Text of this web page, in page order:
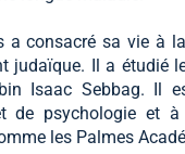
a consacré sa vie à
judaïque. Il a étudié
Isaac Sebbag. Il
de psychologie et à
les Palmes